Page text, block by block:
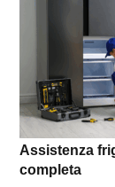
Assistenza
completa